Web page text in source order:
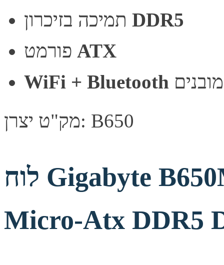
DDR5
ATX
WiFi + Bluetooth מובנים
מק"ט יצרן: B650
לוח Gigabyte B650M S2H 1.4 AM5
Micro-Atx DDR5